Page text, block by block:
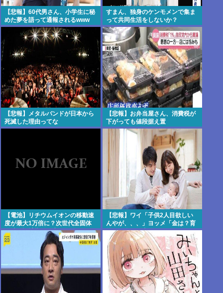
【悲報】60代男さん、小学生に秘
めた夢を語って通報されるwww
すまん、独身のケンモメンで集ま
って共同生活をしないか？
【悲報】メタルバンドが日本から
死滅した理由ってな
に？・・・・・・・・・
【悲報】お弁当屋さん、消費税が
下がっても値段据え置
き・・・・・・・・・
【電池】リチウムイオンの移動速
度が最大1万倍に？次世代全固体
電池の設計指針を変える分子レベ
ルの新発見
【悲報】ワイ「子供2人目欲しい
んやが、、、」ヨッメ「金は？育
児は？私の仕事は？キャリア
は？」